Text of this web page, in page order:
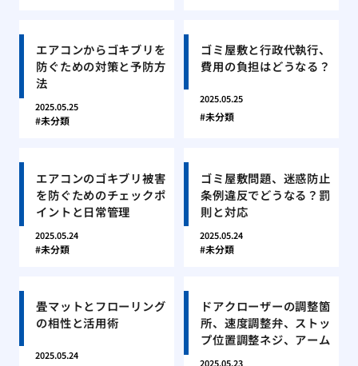
エアコンからゴキブリを
防ぐための対策と予防方
法
2025.05.25
未分類
ゴミ屋敷と行政代執行、
費用の負担はどうなる？
2025.05.25
未分類
エアコンのゴキブリ被害
を防ぐためのチェックポ
イントと日常管理
2025.05.24
未分類
ゴミ屋敷問題、迷惑防止
条例違反でどうなる？罰
則と対応
2025.05.24
未分類
畳マットとフローリング
の相性と活用術
2025.05.24
ドアクローザーの調整箇
所、速度調整弁、ストッ
プ位置調整ネジ、アーム
2025.05.23